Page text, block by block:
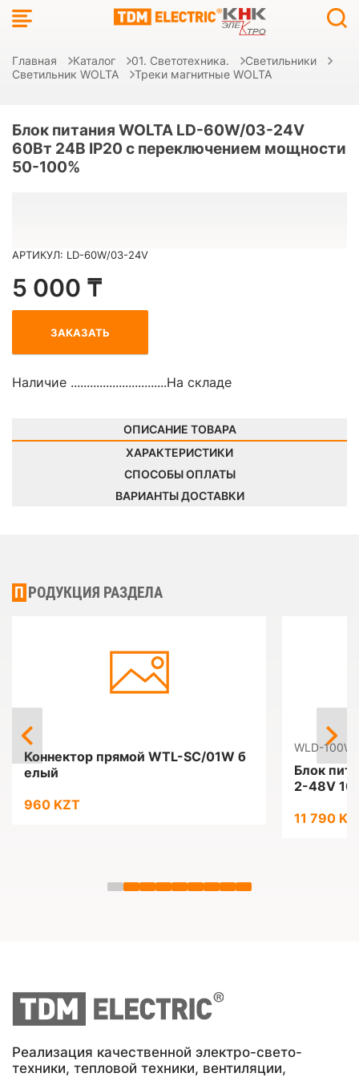
Главная Каталог 01. Светотехника.
Светильники
Светильник WOLTA
Треки магнитные WOLTA
Блок питания WOLTA LD-60W/03-24V
60Вт 24В IP20 с переключением мощности
50-100%
АРТИКУЛ: LD-60W/03-24V
5 000 ₸
ЗАКАЗАТЬ
Наличие ..............................На складе
ОПИСАНИЕ ТОВАРА
ХАРАКТЕРИСТИКИ
СПОСОБЫ ОПЛАТЫ
ВАРИАНТЫ ДОСТАВКИ
ПРОДУКЦИЯ РАЗДЕЛА
Коннектор прямой WTL-SC/01W б
елый
960 KZT
WLD-
Блок
2-48V
11 790
Реализация качественной электро-свето-
техники, тепловой техники, вентиляции,